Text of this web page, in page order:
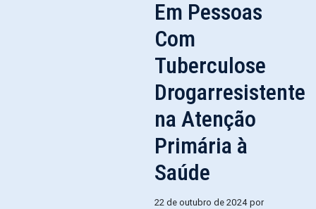
Em Pessoas
Com
Tuberculose
Drogarresistente
na Atenção
Primária à
Saúde
22 de outubro de 2024 por